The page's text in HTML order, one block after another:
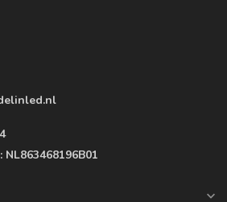
NL863468196B01